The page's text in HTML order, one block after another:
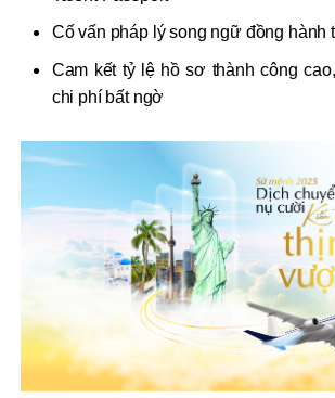
Cố vấn pháp lý song ngữ đồng hành
Cam kết tỷ lệ hồ sơ thành công
chi phí bất ngờ